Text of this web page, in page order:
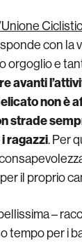
con la
orgoglio e
avanti
non è
strade
ragazzi. Per
il proprio
bellissima –
tempo per i